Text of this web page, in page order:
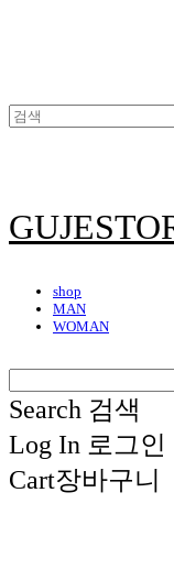
shop
MAN
WOMAN
Search 검색
Log In 로그인
Cart장바구니